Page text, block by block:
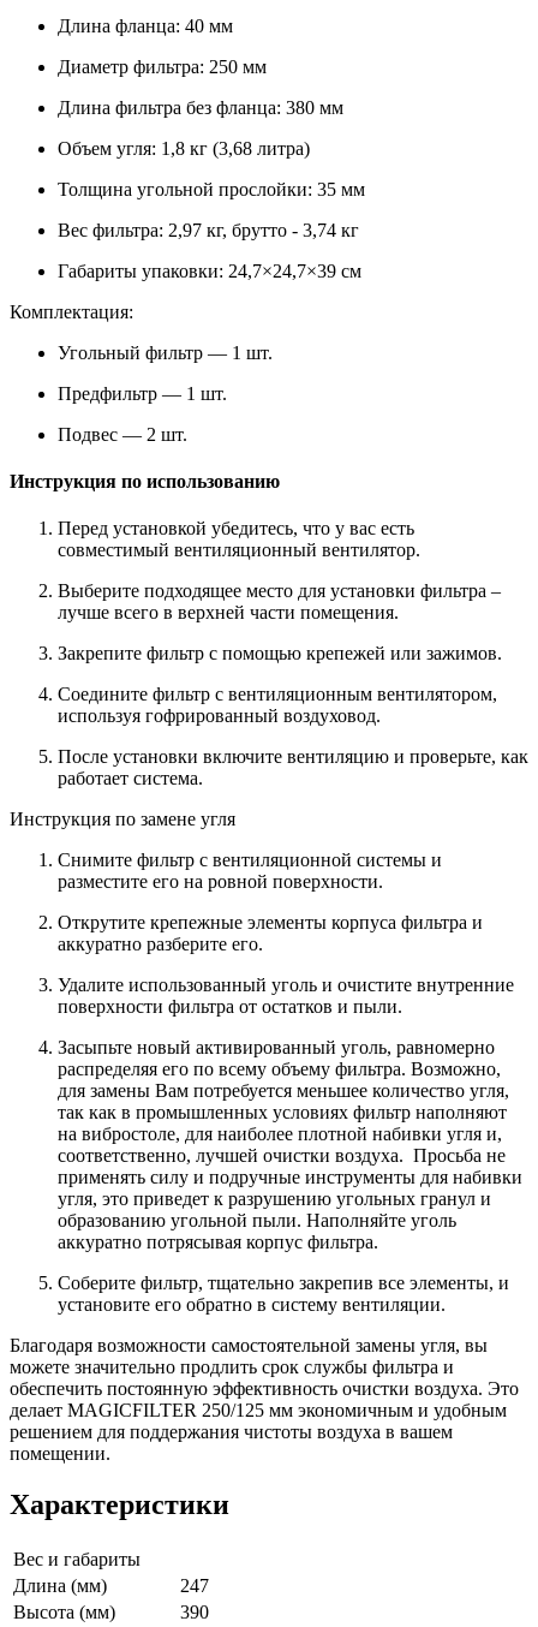
Длина фланца: 40 мм
Диаметр фильтра: 250 мм
Длина фильтра без фланца: 380 мм
Объем угля: 1,8 кг (3,68 литра)
Толщина угольной прослойки: 35 мм
Вес фильтра: 2,97 кг, брутто - 3,74 кг
Габариты упаковки: 24,7×24,7×39 см
Комплектация:
Угольный фильтр — 1 шт.
Предфильтр — 1 шт.
Подвес — 2 шт.
Инструкция по использованию
Перед установкой убедитесь, что у вас есть
совместимый вентиляционный вентилятор.
Выберите подходящее место для установки фильтра –
лучше всего в верхней части помещения.
Закрепите фильтр с помощью крепежей или зажимов.
Соедините фильтр с вентиляционным вентилятором,
используя гофрированный воздуховод.
После установки включите вентиляцию и проверьте, как
работает система.
Инструкция по замене угля
Снимите фильтр с вентиляционной системы и
разместите его на ровной поверхности.
Открутите крепежные элементы корпуса фильтра и
аккуратно разберите его.
Удалите использованный уголь и очистите внутренние
поверхности фильтра от остатков и пыли.
Засыпьте новый активированный уголь, равномерно
распределяя его по всему объему фильтра. Возможно,
для замены Вам потребуется меньшее количество угля,
так как в промышленных условиях фильтр наполняют
на вибростоле, для наиболее плотной набивки угля и,
соответственно, лучшей очистки воздуха. Просьба не
применять силу и подручные инструменты для набивки
угля, это приведет к разрушению угольных гранул и
образованию угольной пыли. Наполняйте уголь
аккуратно потрясывая корпус фильтра.
Соберите фильтр, тщательно закрепив все элементы, и
установите его обратно в систему вентиляции.
Благодаря возможности самостоятельной замены угля, вы
можете значительно продлить срок службы фильтра и
обеспечить постоянную эффективность очистки воздуха. Это
делает MAGICFILTER 250/125 мм экономичным и удобным
решением для поддержания чистоты воздуха в вашем
помещении.
Характеристики
Вес и габариты
Длина (мм)
247
Высота (мм)
390